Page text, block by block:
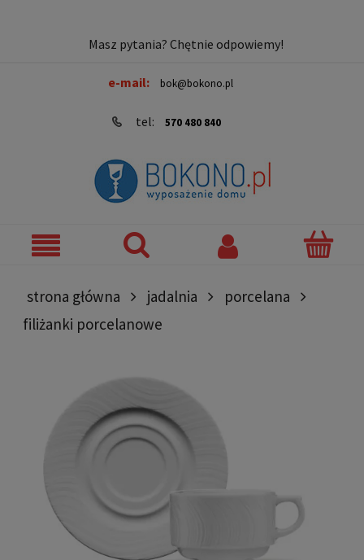
Masz pytania? Chętnie odpowiemy!
e-mail: bok@bokono.pl
tel: 570 480 840
strona główna jadalnia
porcelana
filiżanki porcelanowe